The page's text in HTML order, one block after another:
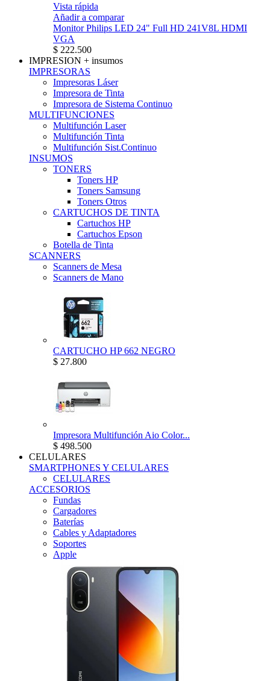
Vista rápida
Añadir a comparar
Monitor Philips LED 24" Full HD 241V8L HDMI
VGA
$ 222.500
IMPRESION + insumos
IMPRESORAS
Impresoras Láser
Impresora de Tinta
Impresora de Sistema Continuo
MULTIFUNCIONES
Multifunción Laser
Multifunción Tinta
Multifunción Sist.Continuo
INSUMOS
TONERS
Toners HP
Toners Samsung
Toners Otros
CARTUCHOS DE TINTA
Cartuchos HP
Cartuchos Epson
Botella de Tinta
SCANNERS
Scanners de Mesa
Scanners de Mano
CARTUCHO HP 662 NEGRO
$ 27.800
Impresora Multifunción Aio Color...
$ 498.500
CELULARES
SMARTPHONES Y CELULARES
CELULARES
ACCESORIOS
Fundas
Cargadores
Baterías
Cables y Adaptadores
Soportes
Apple